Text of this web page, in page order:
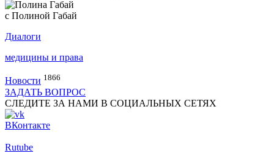
с Полиной Габай
Диалоги
медицины и права
Новости 1866
ЗАДАТЬ ВОПРОС
СЛЕДИТЕ ЗА НАМИ В СОЦИАЛЬНЫХ СЕТЯХ
ВКонтакте
Rutube